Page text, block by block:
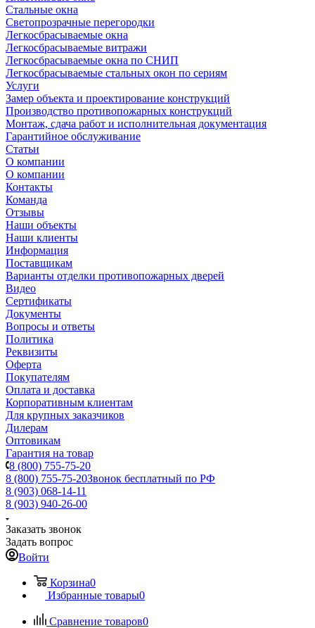
Стальные окна
Светопрозрачные перегородки
Легкосбрасываемые окна
Легкосбрасываемые витражи
Легкосбрасываемые окна по СНИП
Легкосбрасываемые стальных окон по сериям
Услуги
Замер объекта и проектирование конструкций
Производство противопожарных конструкций
Монтаж, сдача работ и исполнительная документация
Гарантийное обслуживание
Статьи
О компании
О компании
Контакты
Команда
Отзывы
Наши объекты
Наши клиенты
Информация
Поставщикам
Варианты отделки противопожарных дверей
Видео
Сертификаты
Документы
Вопросы и ответы
Политика
Реквизиты
Оферта
Покупателям
Оплата и доставка
Корпоративным клиентам
Для крупных заказчиков
Дилерам
Оптовикам
Гарантия на товар
8 (800) 755-75-20
8 (800) 755-75-20Звонок бесплатный по РФ
8 (903) 068-14-11
8 (903) 940-26-00
Заказать звонок
Задать вопрос
Войти
Корзина0
Избранные товары0
Сравнение товаров0